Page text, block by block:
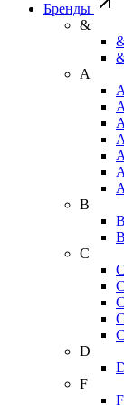
Бренды
&
A
B
C
D
F